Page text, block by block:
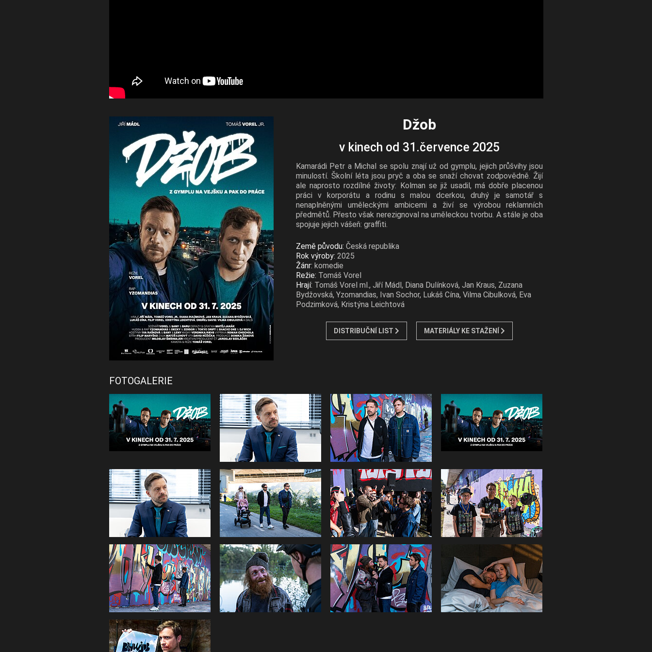
Džob
v kinech od 31.července 2025
Kamarádi Petr a Michal se spolu znají už od gymplu, jejich průšvihy jsou
minulostí. Školní léta jsou pryč a oba se snaží chovat zodpovědně. Žijí
ale naprosto rozdílné životy: Kolman se již usadil, má dobře placenou
práci v korporátu a rodinu s malou dcerkou, druhý je samotář s
nenaplněnými uměleckými ambicemi a živí se výrobou reklamních
předmětů. Přesto však nerezignoval na uměleckou tvorbu. A stále je oba
spojuje jejich vášeň: graffiti.
Země původu: Česká republika
Rok výroby: 2025
Žánr: komedie
Režie: Tomáš Vorel
Hrají: Tomáš Vorel ml., Jiří Mádl, Diana Dulínková, Jan Kraus, Zuzana
Bydžovská, Yzomandias, Ivan Sochor, Lukáš Cína, Vilma Cibulková, Eva
Podzimková, Kristýna Leichtová
DISTRIBUČNÍ LIST MATERIÁLY KE STAŽENÍ
FOTOGALERIE